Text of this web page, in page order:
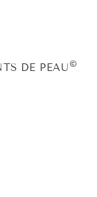
DE PEAU©